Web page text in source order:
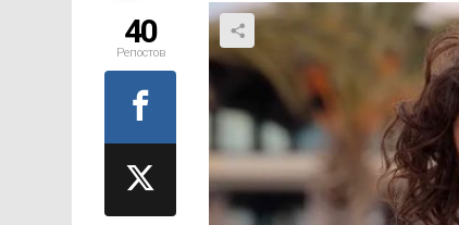
40
Репостов